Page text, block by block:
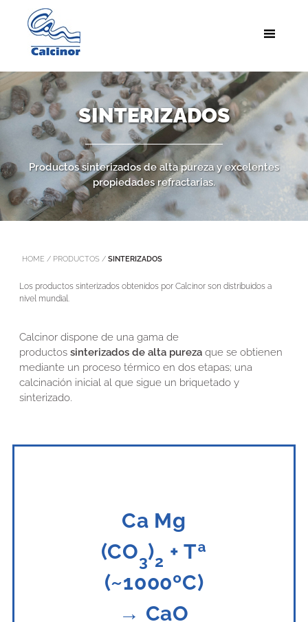
SINTERIZADOS
Productos sinterizados de alta pureza y excelentes
propiedades refractarias.
HOME / PRODUCTOS/ SINTERIZADOS
Los productos sinterizados obtenidos por Calcinor son distribuidos a
nivel mundial.
Calcinor dispone de una gama de
productos sinterizados de alta purezaque se obtienen
mediante un proceso térmico en dos etapas; una
calcinación inicial al que sigue un briquetado y
sinterizado.
Ca Mg
(CO3)2 + Tª
(~1000ºC)
→ CaO